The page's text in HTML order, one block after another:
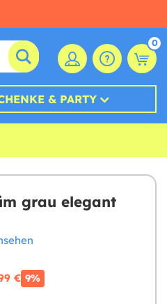
0
& PARTY
grau elegant
€ 9%